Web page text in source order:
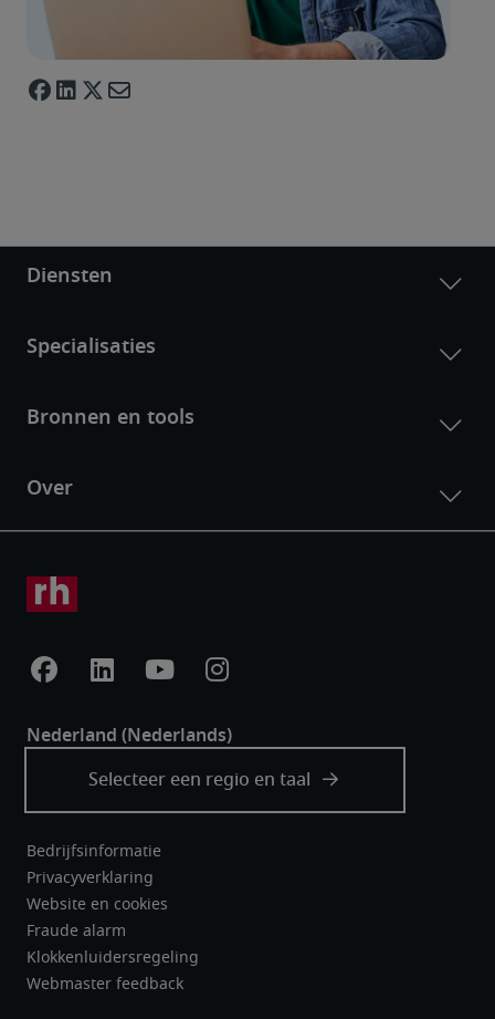
Bedrijfsinformatie
Privacyverklaring
Website en cookies
Fraude alarm
Klokkenluidersregeling
Webmaster feedback